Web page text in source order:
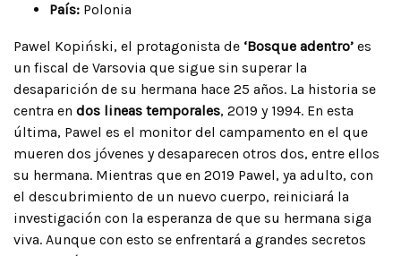
País: Polonia
Pawel Kopiński, el protagonista de ‘Bosque adentro’ es
un fiscal de Varsovia que sigue sin superar la
desaparición de su hermana hace 25 años. La historia se
centra en dos lineas temporales, 2019 y 1994. En esta
última, Pawel es el monitor del campamento en el que
mueren dos jóvenes y desaparecen otros dos, entre ellos
su hermana. Mientras que en 2019 Pawel, ya adulto, con
el descubrimiento de un nuevo cuerpo, reiniciará la
investigación con la esperanza de que su hermana siga
viva. Aunque con esto se enfrentará a grandes secretos